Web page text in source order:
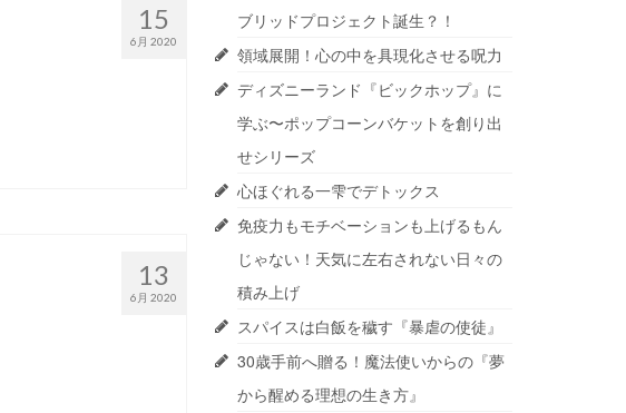
15
6月 2020
13
6月 2020
ブリッドプロジェクト誕生？！
領域展開！心の中を具現化させる呪力
ディズニーランド『ビックホップ』に
学ぶ〜ポップコーンバケットを創り出
せシリーズ
心ほぐれる一雫でデトックス
免疫力もモチベーションも上げるもん
じゃない！天気に左右されない日々の
積み上げ
スパイスは白飯を穢す『暴虐の使徒』
30歳手前へ贈る！魔法使いからの『夢
から醒める理想の生き方』